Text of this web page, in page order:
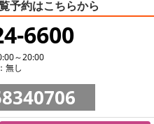
予約はこちらから
6600
～20:00
無し